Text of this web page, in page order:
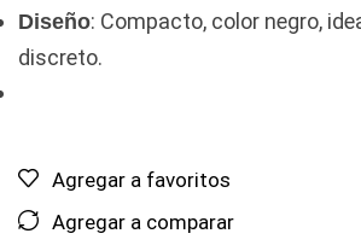
Diseño: Compacto, color negro,
discreto.
Agregar a favoritos
Agregar a comparar